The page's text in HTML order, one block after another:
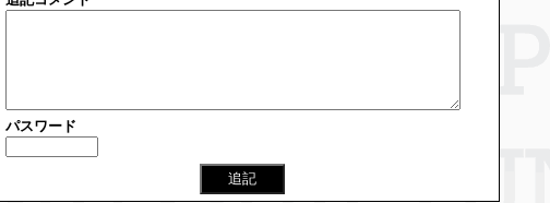
パスワード
追記